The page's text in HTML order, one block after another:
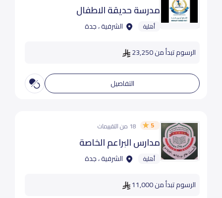
مدرسة حديقة الاطفال
أهلية الشرفية ، جدة
الرسوم تبدأ من 23,250
التفاصيل
5 18 من التقييمات
مدارس البراعم الخاصة
أهلية الشرفية ، جدة
الرسوم تبدأ من 11,000